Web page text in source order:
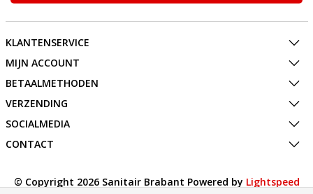
KLANTENSERVICE
MIJN ACCOUNT
BETAALMETHODEN
VERZENDING
SOCIALMEDIA
CONTACT
© Copyright 2026 Sanitair Brabant Powered by Lightspeed